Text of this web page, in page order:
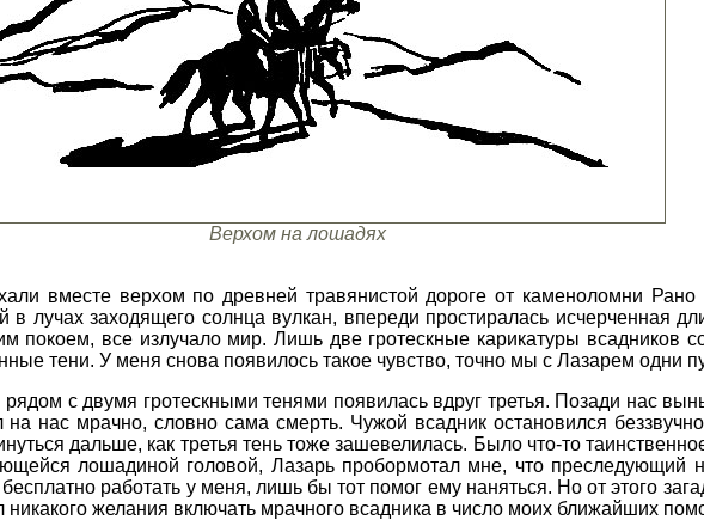
Верхом на лошадях
вместе верхом по древней травянистой дороге от каменоломни Рано
лучах заходящего солнца вулкан, впереди простиралась исчерченная
все излучало мир. Лишь две гротескные карикатуры всадников
тени. У меня снова появилось такое чувство, точно мы с Лазарем одни
с двумя гротескными тенями появилась вдруг третья. Позади нас
нас мрачно, словно сама смерть. Чужой всадник остановился
дальше, как третья тень тоже зашевелилась. Было что-то
лошадиной головой, Лазарь пробормотал мне, что преследующий
работать у меня, лишь бы тот помог ему наняться. Но от этого
желания включать мрачного всадника в число моих ближайших